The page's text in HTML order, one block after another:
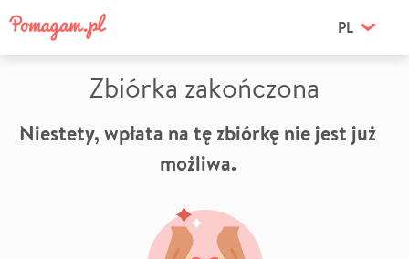
PL
Zbiórka zakończona
Niestety, wpłata na tę zbiórkę nie jest już
możliwa.